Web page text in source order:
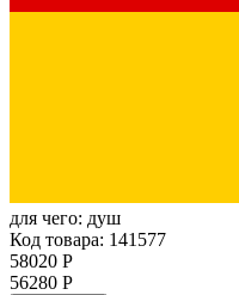
для чего: душ
Код товара: 141577
58020 Р
56280 Р